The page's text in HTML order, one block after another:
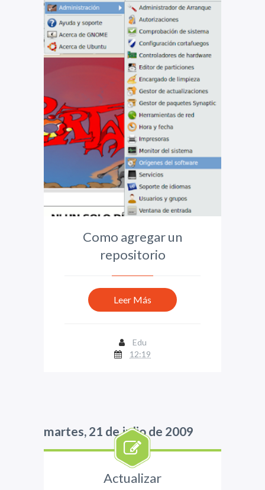
Como agregar un
repositorio
Leer Más
Edu
12:19
martes, 21 de julio de 2009
Actualizar